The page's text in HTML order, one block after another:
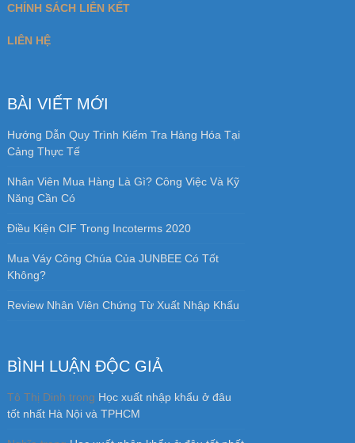
CHÍNH SÁCH LIÊN KẾT
LIÊN HỆ
BÀI VIẾT MỚI
Hướng Dẫn Quy Trình Kiểm Tra Hàng Hóa Tại
Cảng Thực Tế
Nhân Viên Mua Hàng Là Gì? Công Việc Và Kỹ
Năng Cần Có
Điều Kiện CIF Trong Incoterms 2020
Mua Váy Công Chúa Của JUNBEE Có Tốt
Không?
Review Nhân Viên Chứng Từ Xuất Nhập Khẩu
BÌNH LUẬN ĐỘC GIẢ
Tô Thị Dinh trong Học xuất nhập khẩu ở đâu
tốt nhất Hà Nội và TPHCM